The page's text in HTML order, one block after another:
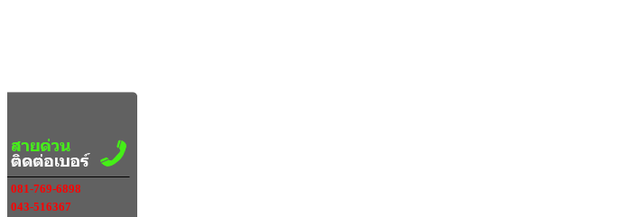
081-769-6898
043-516367